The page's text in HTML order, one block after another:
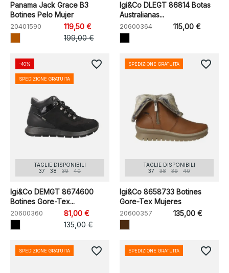
Panama Jack Grace B3
Botines Pelo Mujer
20401590
119,50 €
199,00 €
Igi&Co DLEGT 86814 Botas
Australianas...
20600364 115,00 €
TAGLIE DISPONIBILI
37
38 39 40
Igi&Co DEMGT 8674600
Botines Gore-Tex...
20600360
81,00 €
135,00 €
-40%
SPEDIZIONE GRATUITA
favorite_border
TAGLIE DISPONIBILI
37
38 39 40
Igi&Co 8658733 Botines
Gore-Tex Mujeres
20600357 135,00 €
SPEDIZIONE GRATUITA favorite_border
SPEDIZIONE GRATUITA favorite_border SPEDIZIONE GRATUITA favorite_border